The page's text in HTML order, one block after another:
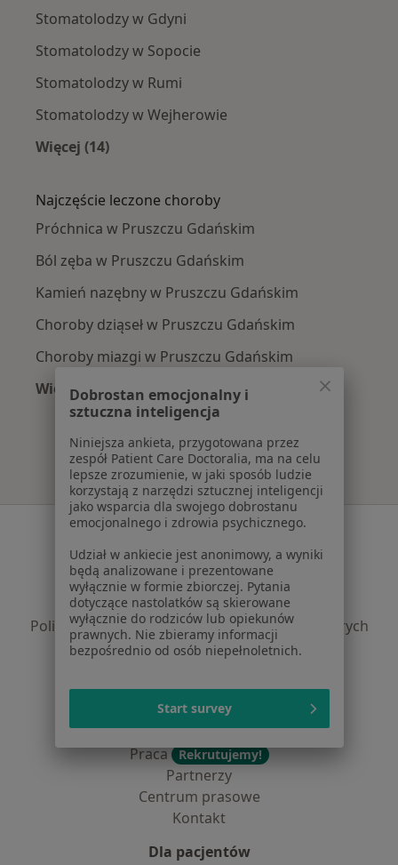
Stomatolodzy w Gdyni
Stomatolodzy w Sopocie
Stomatolodzy w Rumi
Stomatolodzy w Wejherowie
Więcej (14)
Najczęście leczone choroby
Próchnica w Pruszczu Gdańskim
Ból zęba w Pruszczu Gdańskim
Kamień nazębny w Pruszczu Gdańskim
Choroby dziąseł w Pruszczu Gdańskim
Choroby miazgi w Pruszczu Gdańskim
Więcej (14)
Więcej w kategorii: Najczęście leczone
Serwis
Regulamin
Polityka prywatności pacjentów
Polityka prywatności profesjonalistów
Polityka prywatności dla profesjonalistów, których
dane pozyskaliśmy samodzielnie
Jak działają wyniki wyszukiwania
Dostępność
O nas
Praca Rekrutujemy!
Partnerzy
Centrum prasowe
Kontakt
Dla pacjentów
Dobrostan emocjonalny i
sztuczna inteligencja
Niniejsza ankieta, przygotowana przez
zespół Patient Care Doctoralia, ma na celu
lepsze zrozumienie, w jaki sposób ludzie
korzystają z narzędzi sztucznej inteligencji
jako wsparcia dla swojego dobrostanu
emocjonalnego i zdrowia psychicznego.
Udział w ankiecie jest anonimowy, a wyniki
będą analizowane i prezentowane
wyłącznie w formie zbiorczej. Pytania
dotyczące nastolatków są skierowane
wyłącznie do rodziców lub opiekunów
prawnych. Nie zbieramy informacji
bezpośrednio od osób niepełnoletnich.
Start survey